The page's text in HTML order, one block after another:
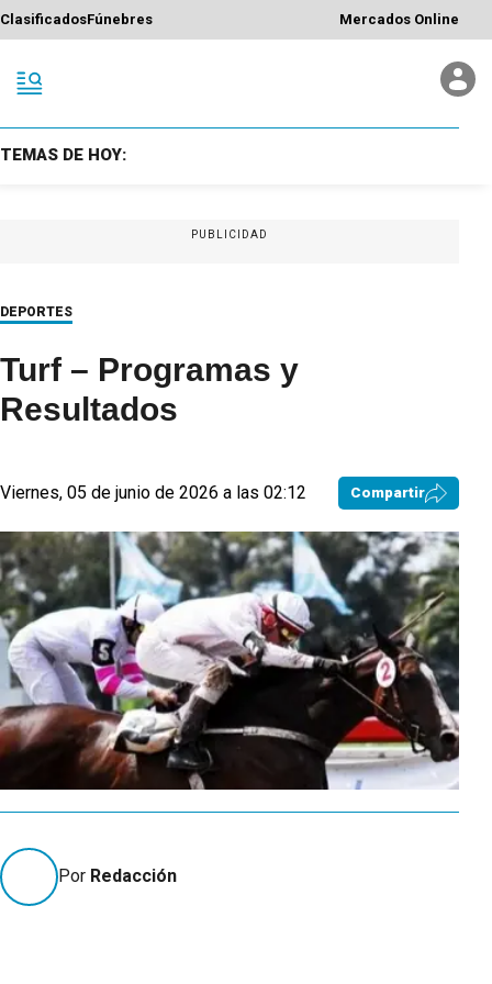
ClasificadosFúnebres Mercados Online
TEMAS DE HOY:
PUBLICIDAD
DEPORTES
Turf – Programas y
Resultados
Viernes, 05 de junio de 2026 a las 02:12 Compartir
Por Redacción